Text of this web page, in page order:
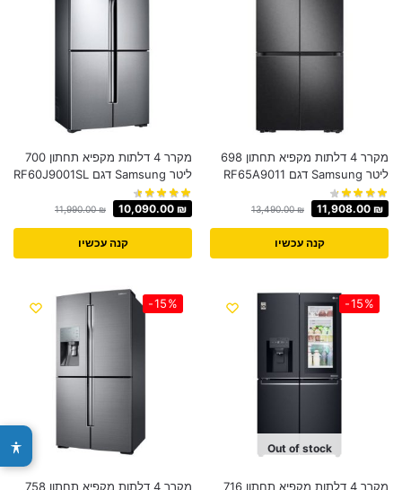
מקרר 4 דלתות ‏מקפיא תחתון 698
ליטר Samsung דגם RF65A9011
13,490.00₪ 11,908.00 ₪
קנה עכשיו
מקרר 4 דלתות מקפיא תחתון 700
‏ליטר Samsung דגם RF60J9001SL
11,990.00₪ 10,090.00 ₪
קנה עכשיו
-15%
Out of stock
מקרר 4 דלתות ‏מקפיא תחתון 716
-15%
מקרר 4 דלתות מקפיא תחתון 758